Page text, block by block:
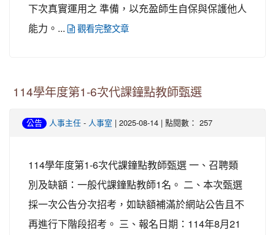
下次真實運用之 準備，以充盈師生自保與保護他人
能力。...
觀看完整文章
114學年度第1-6次代課鐘點教師甄選
公告 人事主任 - 人事室 | 2025-08-14 | 點閱數： 257
114學年度第1-6次代課鐘點教師甄選 一、召聘類
別及缺額：一般代課鐘點教師1名。 二、本次甄選
採一次公告分次招考，如缺額補滿於網站公告且不
再進行下階段招考。 三、報名日期：114年8月21